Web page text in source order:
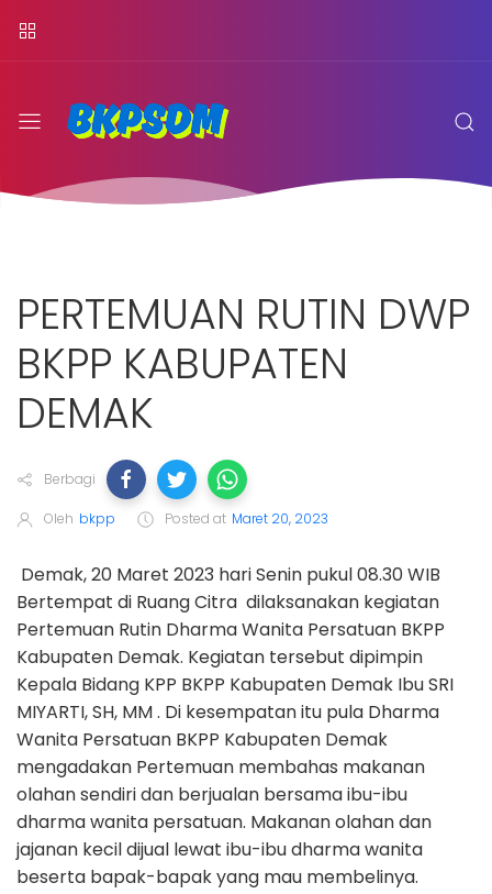
PERTEMUAN RUTIN DWP
BKPP KABUPATEN
DEMAK
Berbagi
Oleh bkpp Posted at Maret 20, 2023
Demak, 20 Maret 2023 hari Senin pukul 08.30 WIB
Bertempat di Ruang Citra dilaksanakan kegiatan
Pertemuan Rutin Dharma Wanita Persatuan BKPP
Kabupaten Demak. Kegiatan tersebut dipimpin
Kepala Bidang KPP BKPP Kabupaten Demak Ibu SRI
MIYARTI, SH, MM . Di kesempatan itu pula Dharma
Wanita Persatuan BKPP Kabupaten Demak
mengadakan Pertemuan membahas makanan
olahan sendiri dan berjualan bersama ibu-ibu
dharma wanita persatuan. Makanan olahan dan
jajanan kecil dijual lewat ibu-ibu dharma wanita
beserta bapak-bapak yang mau membelinya.